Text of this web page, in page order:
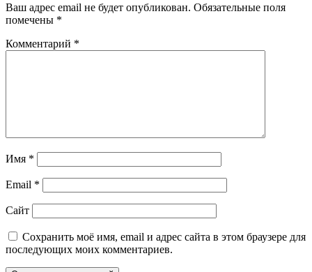
Ваш адрес email не будет опубликован. Обязательные поля
помечены *
Комментарий *
Имя *
Email *
Сайт
Сохранить моё имя, email и адрес сайта в этом браузере для
последующих моих комментариев.